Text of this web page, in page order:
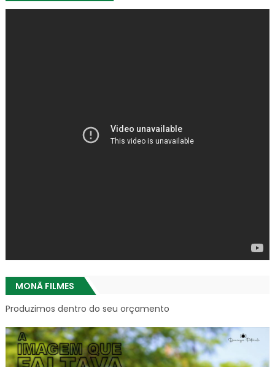
MONÃ FILMES
Produzimos dentro do seu orçamento